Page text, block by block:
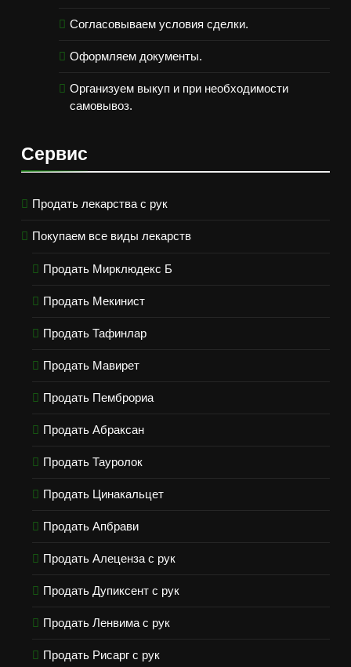
Согласовываем условия сделки.
Оформляем документы.
Организуем выкуп и при необходимости
самовывоз.
Сервис
Продать лекарства с рук
Покупаем все виды лекарств
Продать Мирклюдекс Б
Продать Мекинист
Продать Тафинлар
Продать Мавирет
Продать Пемброриа
Продать Абраксан
Продать Тауролок
Продать Цинакальцет
Продать Апбрави
Продать Алеценза с рук
Продать Дупиксент с рук
Продать Ленвима с рук
Продать Рисарг с рук